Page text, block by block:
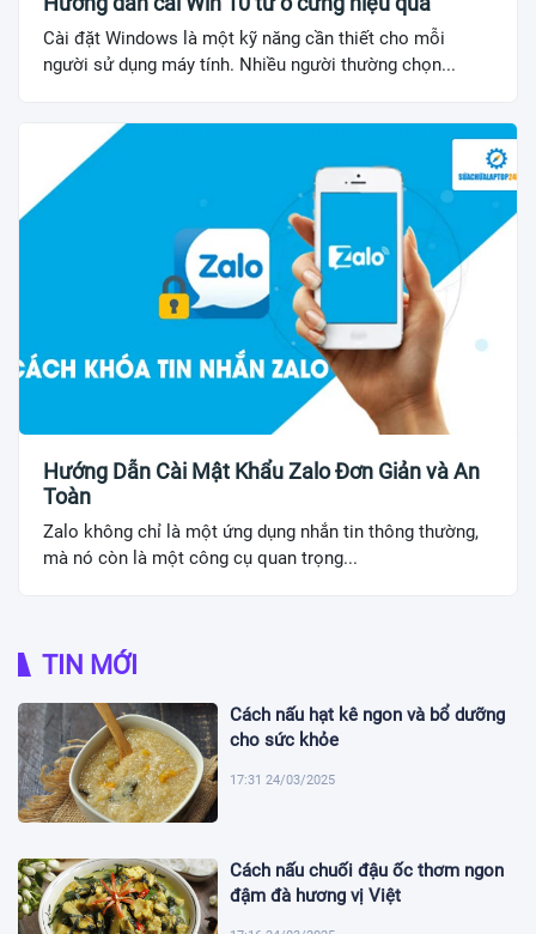
Cài đặt Windows là một kỹ năng cần thiết cho mỗi
người sử dụng máy tính. Nhiều người thường chọn...
Hướng Dẫn Cài Mật Khẩu Zalo Đơn Giản và An
Toàn
Zalo không chỉ là một ứng dụng nhắn tin thông thường,
mà nó còn là một công cụ quan trọng...
TIN MỚI
Cách nấu hạt kê ngon và bổ dưỡng
cho sức khỏe
17:31 24/03/2025
Cách nấu chuối đậu ốc thơm ngon
đậm đà hương vị Việt